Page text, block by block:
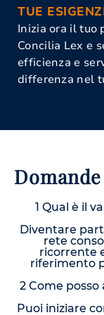
TUE
Inizia ora il tuo
Concilia Lex e
efficienza e
differenza nel
1 Qual è il
Diventare
rete
ricorrente
riferimento
2 Come
Puoi iniziare